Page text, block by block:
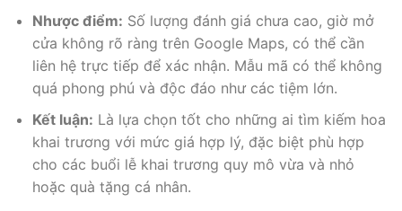
Nhược điểm: Số lượng đánh giá chưa cao, giờ mở
cửa không rõ ràng trên Google Maps, có thể cần
liên hệ trực tiếp để xác nhận. Mẫu mã có thể không
quá phong phú và độc đáo như các tiệm lớn.
Kết luận: Là lựa chọn tốt cho những ai tìm kiếm hoa
khai trương với mức giá hợp lý, đặc biệt phù hợp
cho các buổi lễ khai trương quy mô vừa và nhỏ
hoặc quà tặng cá nhân.